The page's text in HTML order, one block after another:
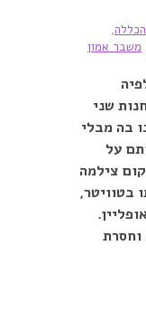
,
משבר אמון
שני
בה מבלי
על
צילמה
בטוויטר,